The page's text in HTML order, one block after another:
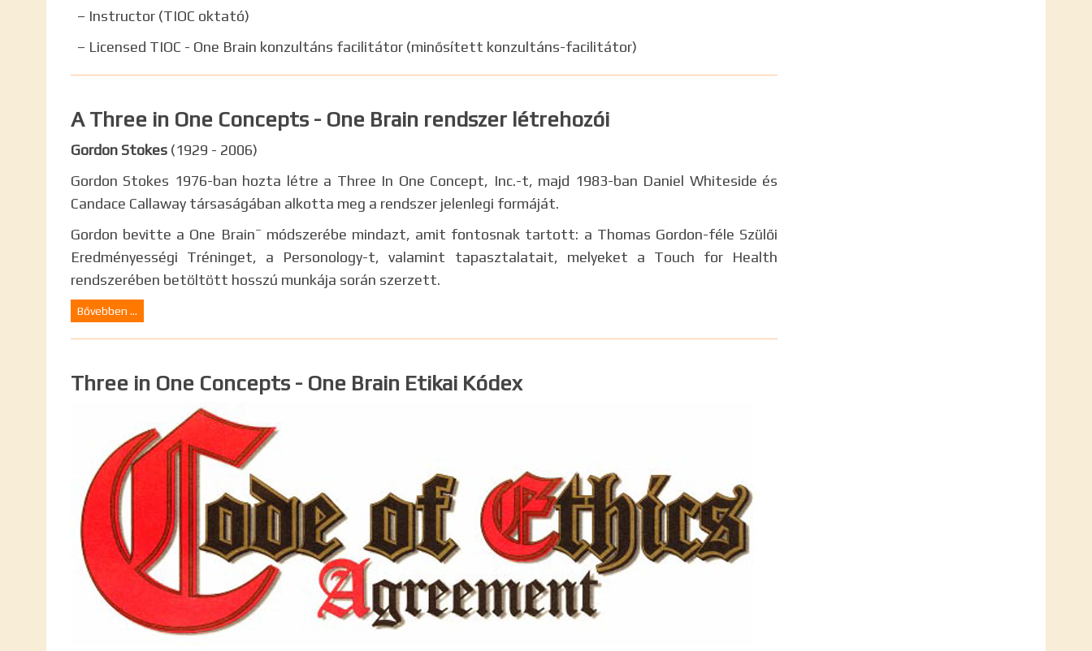
– Instructor (TIOC oktató)
– Licensed TIOC - One Brain konzultáns facilitátor (minősített konzultáns-facilitátor)
A Three in One Concepts - One Brain rendszer létrehozói
Gordon Stokes (1929 - 2006)
Gordon Stokes 1976-ban hozta létre a Three In One Concept, Inc.-t, majd 1983-ban Daniel Whiteside és
Candace Callaway társaságában alkotta meg a rendszer jelenlegi formáját.
Gordon bevitte a One Brain– módszerébe mindazt, amit fontosnak tartott: a Thomas Gordon-féle Szülői
Eredményességi Tréninget, a Personology-t, valamint tapasztalatait, melyeket a Touch for Health
rendszerében betöltött hosszú munkája során szerzett.
Bővebben ...
Three in One Concepts - One Brain Etikai Kódex